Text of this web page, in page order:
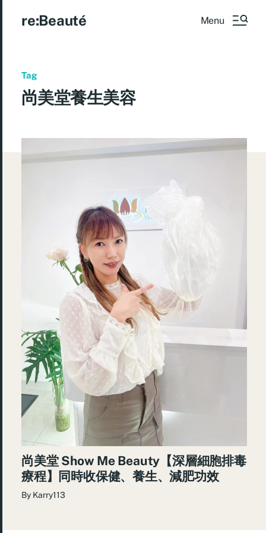
re:Beauté Menu
Tag
尚美堂養生美容
尚美堂 Show Me Beauty【深層細胞排毒
療程】同時收保健、養生、減肥功效
By Karry113